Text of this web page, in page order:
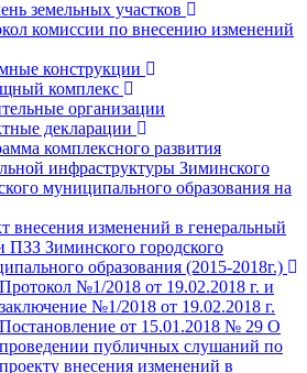
земельных участков
комиссии по внесению изменений
конструкции
комплекс
организации
декларации
комплексного развития
инфраструктуры Зиминского
муниципального образования на
внесения изменений в генеральный
ПЗЗ Зиминского городского
образования (2015-2018г.)
Протокол №1/2018 от 19.02.2018 г. и
заключение №1/2018 от 19.02.2018 г.
Постановление от 15.01.2018 № 29 О
проведении публичных слушаний по
проекту внесения изменений в